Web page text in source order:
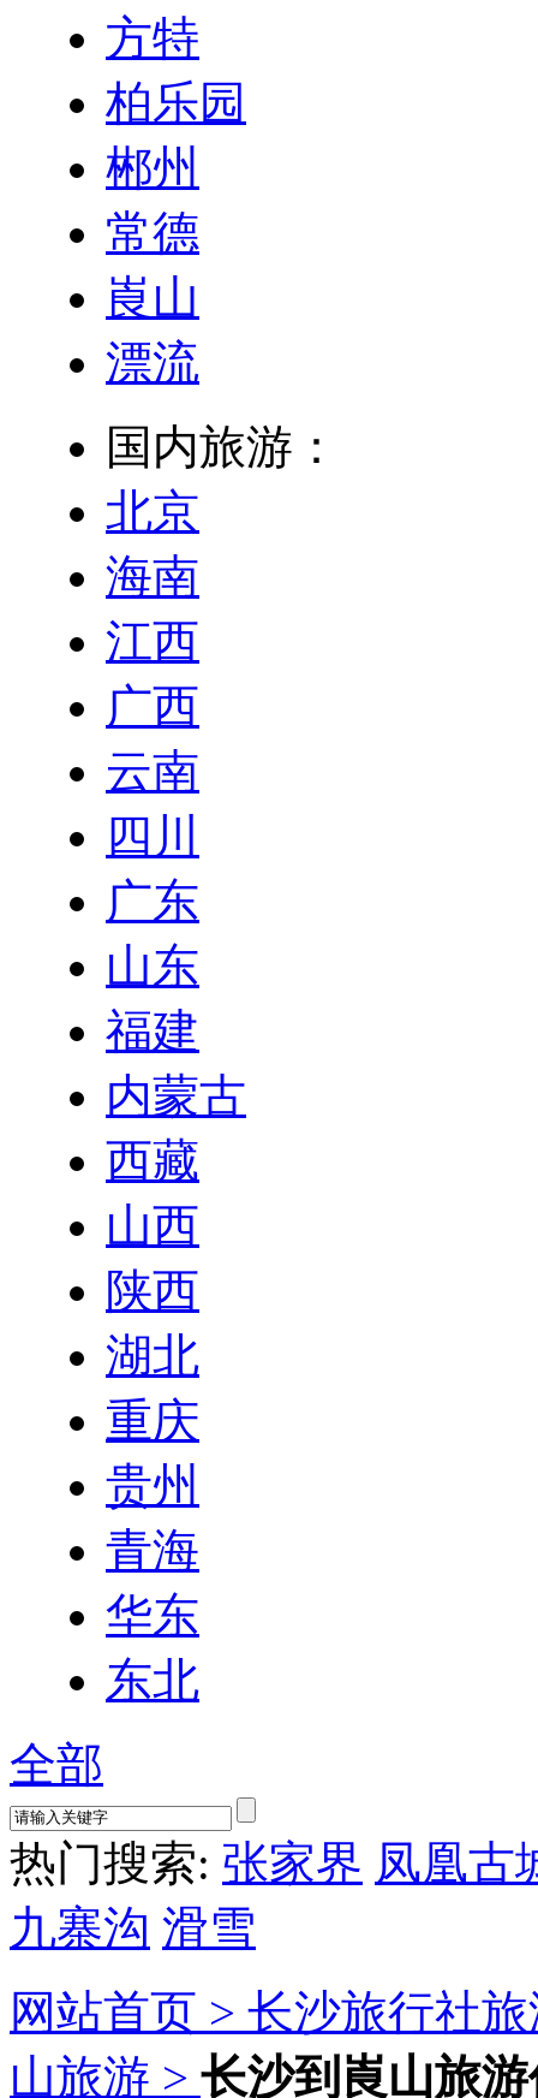
方特
柏乐园
郴州
常德
崀山
漂流
国内旅游：
北京
海南
江西
广西
云南
四川
广东
山东
福建
内蒙古
西藏
山西
陕西
湖北
重庆
贵州
青海
华东
东北
全部
热门搜索: 张家界 凤凰古
九寨沟 滑雪
网站首页 > 长沙旅行社
山旅游 > 长沙到崀山旅